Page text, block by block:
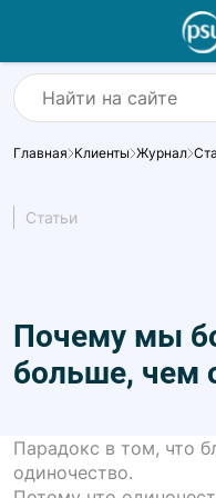
Главная Клиенты Журнал
Статьи
Почему мы
больше, чем
Парадокс в том, что
одиночество.